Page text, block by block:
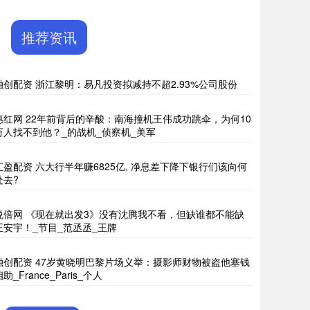
推荐资讯
创配资 浙江黎明：易凡投资拟减持不超2.93%公司股份
红网 22年前背后的辛酸：南海撞机王伟成功跳伞，为何10
人找不到他？_的战机_侦察机_美军
盈配资 六大行半年赚6825亿, 净息差下降下银行们该向何
去?
倍网 《现在就出发3》没有沈腾我不看，但缺谁都不能缺
安宇！_节目_范丞丞_王牌
创配资 47岁黄晓明巴黎片场义举：摄影师财物被盗他塞钱
助_France_Paris_个人